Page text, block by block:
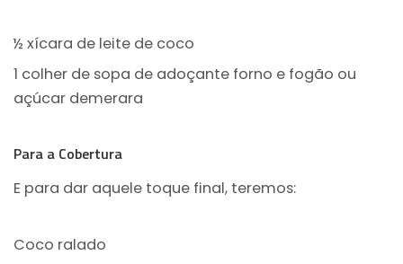
½ xícara de leite de coco
1 colher de sopa de adoçante forno e fogão ou
açúcar demerara
Para a Cobertura
E para dar aquele toque final, teremos:
Coco ralado